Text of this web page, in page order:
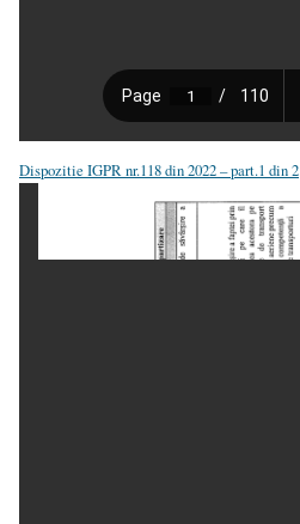
Dispozitie IGPR nr.118 din 2022 – part.1 din 2